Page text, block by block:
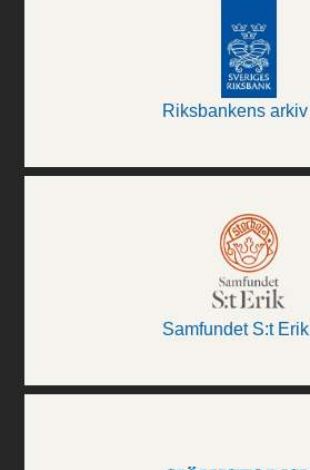
Riksbankens arkiv
Samfundet S:t Erik